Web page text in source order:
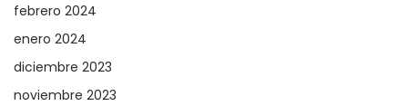
febrero 2024
enero 2024
diciembre 2023
noviembre 2023